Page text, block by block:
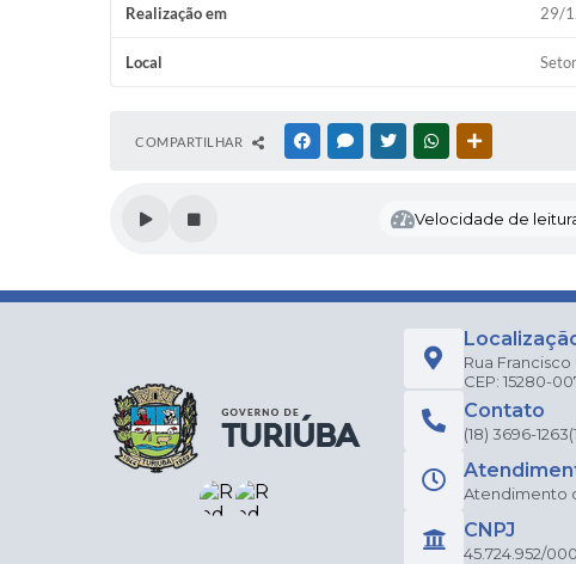
Realização em 29/
Local
COMPARTILHAR FACEBOOKMESSENGER
TWITTERWHATSAPP
Velocidade de
Rua
CEP: 15280-
Contato
(18) 3696-1263
Atendimento
CNPJ
45.724.952/